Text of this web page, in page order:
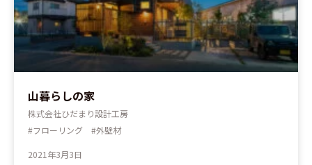
山暮らしの家
株式会社ひだまり設計工房
#フローリング #外壁材
2021年3月3日